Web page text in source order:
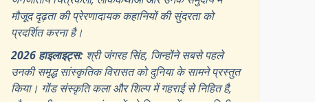
मौजूद दृढ़ता की प्रेरणादायक कहानियों की सुंदरता को
प्रदर्शित करना है।
2026 हाइलाइट्स: श्री जंगरह सिंह, जिन्होंने सबसे पहले
उनकी समृद्ध सांस्कृतिक विरासत को दुनिया के सामने प्रस्तुत
किया। गोंड संस्कृति कला और शिल्प में गहराई से निहित है,